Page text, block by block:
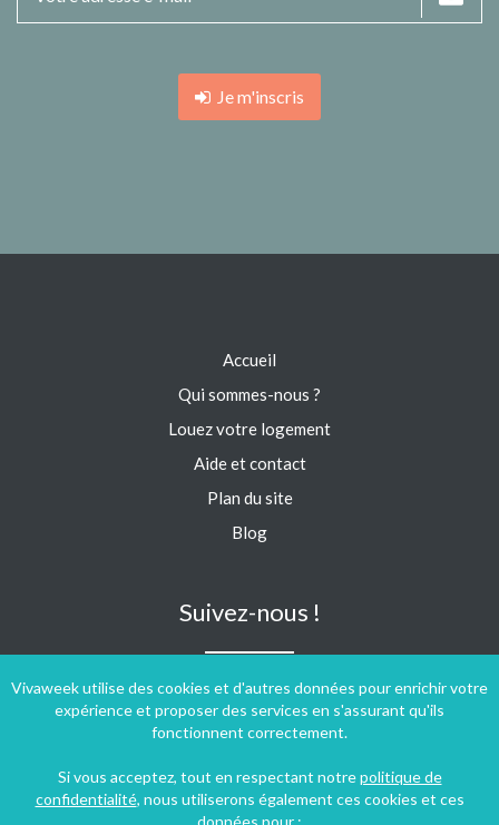
Je m'inscris
Vivaweek utilise des cookies et d'autres données pour enrichir votre
expérience et proposer des services en s'assurant qu'ils
fonctionnent correctement.
Si vous acceptez, tout en respectant notrepolitique de
confidentialité, nous utiliserons également ces cookies et ces
données pour :
Accueil
Qui sommes-nous ?
Louez votre logement
Aide et contact
Plan du site
Blog
Suivez-nous !